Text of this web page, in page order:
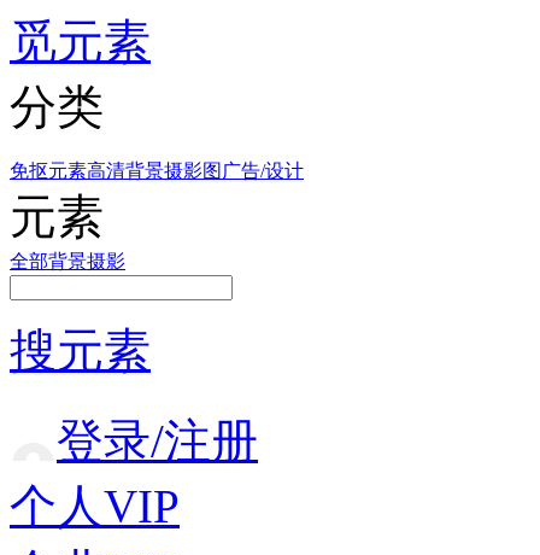
觅元素
分类
免抠元素高清背景摄影图 广告/设计
元素
全部背景摄影
搜元素
登录/注册
个人VIP